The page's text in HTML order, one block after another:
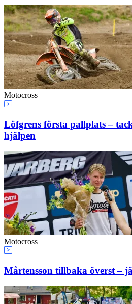
Motocross
Löfgrens första pallplats –
hjälpen
Motocross
Mårtensson tillbaka överst –